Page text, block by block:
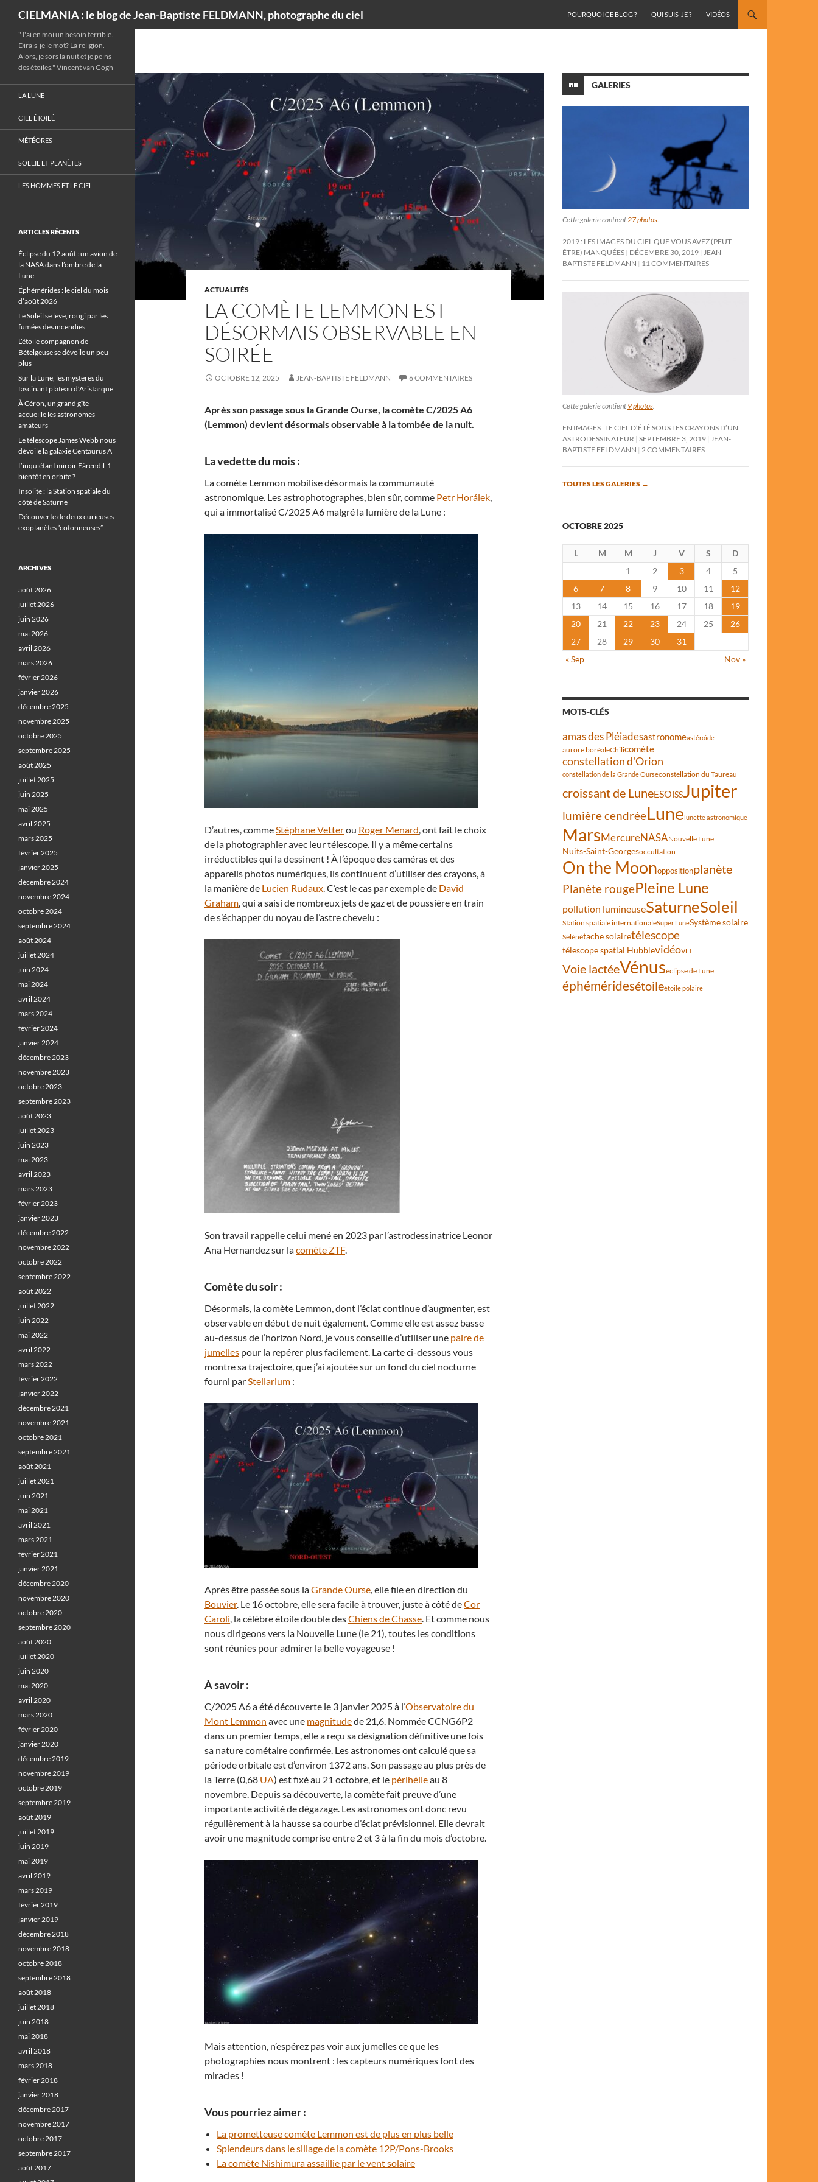
CIELMANIA : le blog de Jean-Baptiste FELDMANN, photographe du ciel
POURQUOI CE BLOG ?
QUI SUIS-JE ? VIDÉOS
ACTUALITÉS
LA COMÈTE LEMMON EST
DÉSORMAIS OBSERVABLE EN
SOIRÉE
OCTOBRE 12, 2025 JEAN-BAPTISTE FELDMANN 6 COMMENTAIRES
Après son passage sous la Grande Ourse, la comète C/2025 A6
(Lemmon) devient désormais observable à la tombée de la nuit.
La vedette du mois :
La comète Lemmon mobilise désormais la communauté
astronomique. Les astrophotographes, bien sûr, comme Petr Horálek,
qui a immortalisé C/2025 A6 malgré la lumière de la Lune :
D’autres, commeStéphane Vetterou Roger Menard, ont fait le choix
de la photographier avec leur télescope. Il y a même certains
irréductibles qui la dessinent ! À l’époque des caméras et des
appareils photos numériques, ils continuent d’utiliser des crayons, à
la manière de Lucien Rudaux. C’est le cas par exemple de David
Graham, qui a saisi de nombreux jets de gaz et de poussière en train
de s’échapper du noyau de l’astre chevelu :
Son travail rappelle celui mené en 2023 par l’astrodessinatrice Leonor
Ana Hernandez sur lacomète ZTF.
Comète du soir :
Désormais, la comète Lemmon, dont l’éclat continue d’augmenter, est
observable en début de nuit également. Comme elle est assez basse
au-dessus de l’horizon Nord, je vous conseille d’utiliser une paire de
jumelles pour la repérer plus facilement. La carte ci-dessous vous
montre sa trajectoire, que j’ai ajoutée sur un fond du ciel nocturne
fourni parStellarium :
Après être passée sous laGrande Ourse, elle file en direction du
Bouvier. Le 16 octobre, elle sera facile à trouver, juste à côté deCor
Caroli, la célèbre étoile double desChiens de Chasse. Et comme nous
nous dirigeons vers la Nouvelle Lune (le 21), toutes les conditions
sont réunies pour admirer la belle voyageuse !
À savoir :
C/2025 A6 a été découverte le 3 janvier 2025 à l’Observatoire du
Mont Lemmon avec une magnitudede 21,6. Nommée CCNG6P2
dans un premier temps, elle a reçu sa désignation définitive une fois
sa nature cométaire confirmée. Les astronomes ont calculé que sa
période orbitale est d’environ 1372 ans. Son passage au plus près de
la Terre (0,68 UA) est fixé au 21 octobre, et le périhélieau 8
novembre. Depuis sa découverte, la comète fait preuve d’une
importante activité de dégazage. Les astronomes ont donc revu
régulièrement à la hausse sa courbe d’éclat prévisionnel. Elle devrait
avoir une magnitude comprise entre 2 et 3 à la fin du mois d’octobre.
Mais attention, n’espérez pas voir aux jumelles ce que les
photographies nous montrent : les capteurs numériques font des
miracles !
Vous pourriez aimer :
La prometteuse comète Lemmon est de plus en plus belle
Splendeurs dans le sillage de la comète 12P/Pons-Brooks
La comète Nishimura assaillie par le vent solaire
GALERIES
Cette galerie contient27 photos.
2019 : LES IMAGES DU CIEL QUE VOUS AVEZ (PEUT-
ÊTRE) MANQUÉES DÉCEMBRE 30, 2019 JEAN-
BAPTISTE FELDMANN
11 COMMENTAIRES
Cette galerie contient 9 photos
EN IMAGES : LE CIEL D’ÉTÉ SOUS LES CRAYONS D’UN
ASTRODESSINATEUR SEPTEMBRE 3, 2019
JEAN-
BAPTISTE FELDMANN
2 COMMENTAIRES
TOUTES LES GALERIES →
OCTOBRE 2025
L M M J V S
D
1
2 3 4
5
6
7 8 9 10 11
12
13
14 15 16 17 18
19
20
21 22 23 24 25
26
27
28 29 30
31
« Sep
Nov »
MOTS-CLÉS
amas des Pléiadesastronomeastéroïde
aurore boréaleChilicomète
constellation d'Orion
constellation de la Grande Ourseconstellation du Taureau
croissant de LuneESOISSJupiter
lumière cendréeLunelunette astronomique
MarsMercureNASANouvelle Lune
Nuits-Saint-Georgesoccultation
On the Moonoppositionplanète
Planète rougePleine Lune
pollution lumineuseSaturneSoleil
Station spatiale internationaleSuper LuneSystème solaire
Sélénétache solairetélescope
télescope spatial HubblevidéoVLT
Voie lactéeVénuséclipse de Lune
éphéméridesétoileétoile polaire
"J'ai en moi un besoin terrible.
Dirais-je le mot? La religion.
Alors, je sors la nuit et je peins
des étoiles." Vincent van Gogh
LA LUNE
CIEL ÉTOILÉ
MÉTÉORES
SOLEIL ET PLANÈTES
LES HOMMES ET LE CIEL
ARTICLES RÉCENTS
Éclipse du 12 août : un avion de
la NASA dans l’ombre de la
Lune
Éphémérides : le ciel du mois
d’août 2026
Le Soleil se lève, rougi par les
fumées des incendies
L’étoile compagnon de
Bételgeuse se dévoile un peu
plus
Sur la Lune, les mystères du
fascinant plateau d’Aristarque
À Céron, un grand gîte
accueille les astronomes
amateurs
Le télescope James Webb nous
dévoile la galaxie Centaurus A
L’inquiétant miroir Eärendil-1
bientôt en orbite ?
Insolite : la Station spatiale du
côté de Saturne
Découverte de deux curieuses
exoplanètes “cotonneuses”
ARCHIVES
août 2026
juillet 2026
juin 2026
mai 2026
avril 2026
mars 2026
février 2026
janvier 2026
décembre 2025
novembre 2025
octobre 2025
septembre 2025
août 2025
juillet 2025
juin 2025
mai 2025
avril 2025
mars 2025
février 2025
janvier 2025
décembre 2024
novembre 2024
octobre 2024
septembre 2024
août 2024
juillet 2024
juin 2024
mai 2024
avril 2024
mars 2024
février 2024
janvier 2024
décembre 2023
novembre 2023
octobre 2023
septembre 2023
août 2023
juillet 2023
juin 2023
mai 2023
avril 2023
mars 2023
février 2023
janvier 2023
décembre 2022
novembre 2022
octobre 2022
septembre 2022
août 2022
juillet 2022
juin 2022
mai 2022
avril 2022
mars 2022
février 2022
janvier 2022
décembre 2021
novembre 2021
octobre 2021
septembre 2021
août 2021
juillet 2021
juin 2021
mai 2021
avril 2021
mars 2021
février 2021
janvier 2021
décembre 2020
novembre 2020
octobre 2020
septembre 2020
août 2020
juillet 2020
juin 2020
mai 2020
avril 2020
mars 2020
février 2020
janvier 2020
décembre 2019
novembre 2019
octobre 2019
septembre 2019
août 2019
juillet 2019
juin 2019
mai 2019
avril 2019
mars 2019
février 2019
janvier 2019
décembre 2018
novembre 2018
octobre 2018
septembre 2018
août 2018
juillet 2018
juin 2018
mai 2018
avril 2018
mars 2018
février 2018
janvier 2018
décembre 2017
novembre 2017
octobre 2017
septembre 2017
août 2017